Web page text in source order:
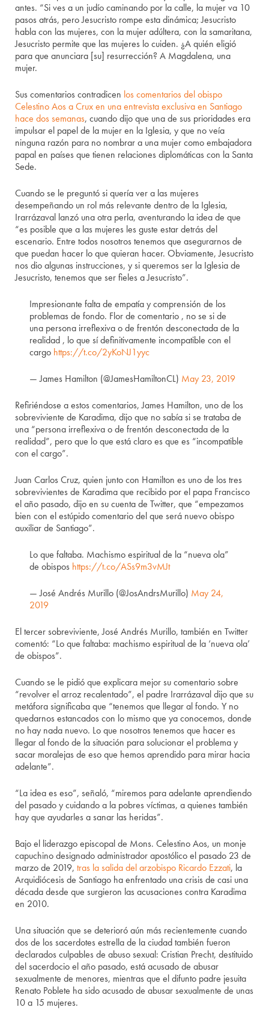
antes. “Si ves a un judío caminando por la calle, la mujer va 10
pasos atrás, pero Jesucristo rompe esta dinámica; Jesucristo
habla con las mujeres, con la mujer adúltera, con la samaritana,
Jesucristo permite que las mujeres lo cuiden. ¿A quién eligió
para que anunciara [su] resurrección? A Magdalena, una
mujer.
Sus comentarios contradicen los comentarios del obispo
Celestino Aos a Crux en una entrevista exclusiva en Santiago
hace dos semanas, cuando dijo que una de sus prioridades era
impulsar el papel de la mujer en la Iglesia, y que no veía
ninguna razón para no nombrar a una mujer como embajadora
papal en países que tienen relaciones diplomáticas con la Santa
Sede.
Cuando se le preguntó si quería ver a las mujeres
desempeñando un rol más relevante dentro de la Iglesia,
Irarrázaval lanzó una otra perla, aventurando la idea de que
“es posible que a las mujeres les guste estar detrás del
escenario. Entre todos nosotros tenemos que asegurarnos de
que puedan hacer lo que quieran hacer. Obviamente, Jesucristo
nos dio algunas instrucciones, y si queremos ser la Iglesia de
Jesucristo, tenemos que ser fieles a Jesucristo”.
Impresionante falta de empatía y comprensión de los
problemas de fondo. Flor de comentario , no se si de
una persona irreflexiva o de frentón desconectada de la
realidad , lo que sí definitivamente incompatible con el
cargo https://t.co/2yKoNJ1yyc
— James Hamilton (@JamesHamiltonCL) May 23, 2019
Refiriéndose a estos comentarios, James Hamilton, uno de los
sobreviviente de Karadima, dijo que no sabía si se trataba de
una “persona irreflexiva o de frentón desconectada de la
realidad”, pero que lo que está claro es que es “incompatible
con el cargo”.
Juan Carlos Cruz, quien junto con Hamilton es uno de los tres
sobrevivientes de Karadima que recibido por el papa Francisco
el año pasado, dijo en su cuenta de Twitter, que “empezamos
bien con el estúpido comentario del que será nuevo obispo
auxiliar de Santiago”.
Lo que faltaba. Machismo espiritual de la “nueva ola”
de obispos https://t.co/ASs9m3vMJt
— José Andrés Murillo (@JosAndrsMurillo) May 24,
2019
El tercer sobreviviente, José Andrés Murillo, también en Twitter
comentó: “Lo que faltaba: machismo espiritual de la ‘nueva ola’
de obispos”.
Cuando se le pidió que explicara mejor su comentario sobre
“revolver el arroz recalentado”, el padre Irarrázaval dijo que su
metáfora significaba que “tenemos que llegar al fondo. Y no
quedarnos estancados con lo mismo que ya conocemos, donde
no hay nada nuevo. Lo que nosotros tenemos que hacer es
llegar al fondo de la situación para solucionar el problema y
sacar moralejas de eso que hemos aprendido para mirar hacia
adelante”.
“La idea es eso”, señaló, “miremos para adelante aprendiendo
del pasado y cuidando a la pobres víctimas, a quienes también
hay que ayudarles a sanar las heridas”.
Bajo el liderazgo episcopal de Mons. Celestino Aos, un monje
capuchino designado administrador apostólico el pasado 23 de
marzo de 2019,tras la salida del arzobispo Ricardo Ezzati, la
Arquidiócesis de Santiago ha enfrentado una crisis de casi una
década desde que surgieron las acusaciones contra Karadima
en 2010.
Una situación que se deterioró aún más recientemente cuando
dos de los sacerdotes estrella de la ciudad también fueron
declarados culpables de abuso sexual: Cristian Precht, destituido
del sacerdocio el año pasado, está acusado de abusar
sexualmente de menores, mientras que el difunto padre jesuita
Renato Poblete ha sido acusado de abusar sexualmente de unas
10 a 15 mujeres.